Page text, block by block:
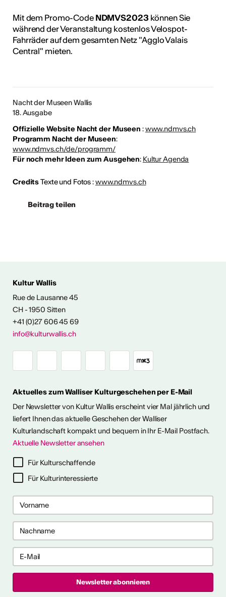
Ausstellungen
Himmel im Wallis
Kunst im Freien so richtig
eine kleine aber feine
im Wallis
2027 in Prag
bis 28. April 2027) ist ein 10-
für Recherche-,
Es bietet
kollektive Begleitung und
10. September
Mit dem Promo-Code NDMVS2023können Sie
während der Veranstaltung kostenlos Velospot-
Fahrräder auf dem gesamten Netz "Agglo Valais
Central" mieten.
Nacht der Museen Wallis
18. Ausgabe
Offizielle Website Nacht der Museen :www.ndmvs.ch
Programm Nacht der Museen:
www.ndmvs.ch/de/programm/
Für noch mehr Ideen zum Ausgehen: Kultur Agenda
CreditsTexte und Fotos :www.ndmvs.ch
Beitrag teilen
Kultur Wallis
Rue de Lausanne 45
CH - 1950 Sitten
+41 (0)27 606 45 69
info@kulturwallis.ch
Aktuelles zum Walliser Kulturgeschehen per E-Mail
Der Newsletter von Kultur Wallis erscheint vier Mal jährlich und
liefert Ihnen das aktuelle Geschehen der Walliser
Kulturlandschaft kompakt und bequem in Ihr E-Mail Postfach.
Aktuelle Newsletter ansehen
Für Kulturschaffende
Für Kulturinteressierte